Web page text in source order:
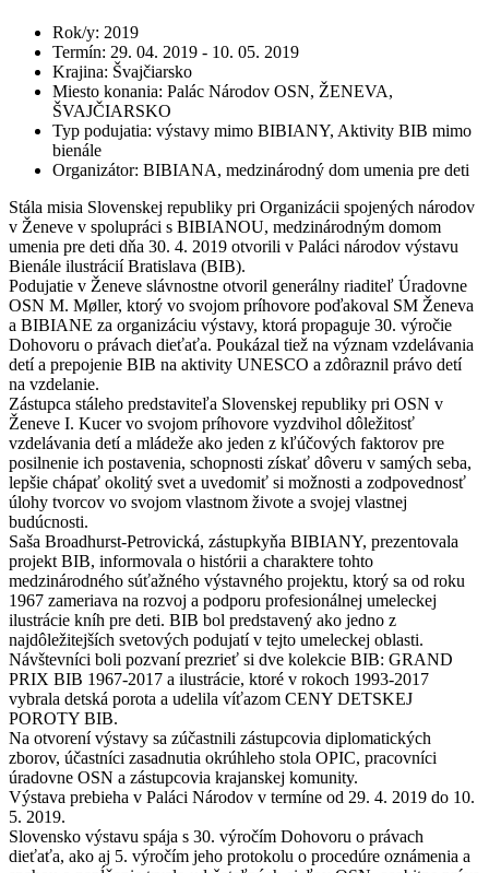
Rok/y: 2019
Termín: 29. 04. 2019 - 10. 05. 2019
Krajina: Švajčiarsko
Miesto konania: Palác Národov OSN, ŽENEVA,
ŠVAJČIARSKO
Typ podujatia: výstavy mimo BIBIANY, Aktivity BIB mimo
bienále
Organizátor: BIBIANA, medzinárodný dom umenia pre deti
Stála misia Slovenskej republiky pri Organizácii spojených národov
v Ženeve v spolupráci s BIBIANOU, medzinárodným domom
umenia pre deti dňa 30. 4. 2019 otvorili v Paláci národov výstavu
Bienále ilustrácií Bratislava (BIB).
Podujatie v Ženeve slávnostne otvoril generálny riaditeľ Úradovne
OSN M. Møller, ktorý vo svojom príhovore poďakoval SM Ženeva
a BIBIANE za organizáciu výstavy, ktorá propaguje 30. výročie
Dohovoru o právach dieťaťa. Poukázal tiež na význam vzdelávania
detí a prepojenie BIB na aktivity UNESCO a zdôraznil právo detí
na vzdelanie.
Zástupca stáleho predstaviteľa Slovenskej republiky pri OSN v
Ženeve I. Kucer vo svojom príhovore vyzdvihol dôležitosť
vzdelávania detí a mládeže ako jeden z kľúčových faktorov pre
posilnenie ich postavenia, schopnosti získať dôveru v samých seba,
lepšie chápať okolitý svet a uvedomiť si možnosti a zodpovednosť
úlohy tvorcov vo svojom vlastnom živote a svojej vlastnej
budúcnosti.
Saša Broadhurst-Petrovická, zástupkyňa BIBIANY, prezentovala
projekt BIB, informovala o histórii a charaktere tohto
medzinárodného súťažného výstavného projektu, ktorý sa od roku
1967 zameriava na rozvoj a podporu profesionálnej umeleckej
ilustrácie kníh pre deti. BIB bol predstavený ako jedno z
najdôležitejších svetových podujatí v tejto umeleckej oblasti.
Návštevníci boli pozvaní prezrieť si dve kolekcie BIB: GRAND
PRIX BIB 1967-2017 a ilustrácie, ktoré v rokoch 1993-2017
vybrala detská porota a udelila víťazom CENY DETSKEJ
POROTY BIB.
Na otvorení výstavy sa zúčastnili zástupcovia diplomatických
zborov, účastníci zasadnutia okrúhleho stola OPIC, pracovníci
úradovne OSN a zástupcovia krajanskej komunity.
Výstava prebieha v Paláci Národov v termíne od 29. 4. 2019 do 10.
5. 2019.
Slovensko výstavu spája s 30. výročím Dohovoru o právach
dieťaťa, ako aj 5. výročím jeho protokolu o procedúre oznámenia a